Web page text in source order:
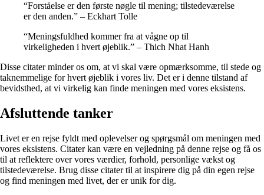
“Forståelse er den første nøgle til mening; tilstedeværelse
er den anden.” – Eckhart Tolle
“Meningsfuldhed kommer fra at vågne op til
virkeligheden i hvert øjeblik.” – Thich Nhat Hanh
Disse citater minder os om, at vi skal være opmærksomme, til stede og
taknemmelige for hvert øjeblik i vores liv. Det er i denne tilstand af
bevidsthed, at vi virkelig kan finde meningen med vores eksistens.
Afsluttende tanker
Livet er en rejse fyldt med oplevelser og spørgsmål om meningen med
vores eksistens. Citater kan være en vejledning på denne rejse og få os
til at reflektere over vores værdier, forhold, personlige vækst og
tilstedeværelse. Brug disse citater til at inspirere dig på din egen rejse
og find meningen med livet, der er unik for dig.